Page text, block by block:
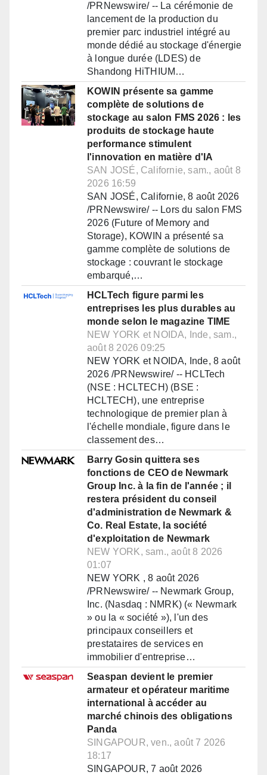
/PRNewswire/ -- La cérémonie de
lancement de la production du
premier parc industriel intégré au
monde dédié au stockage d'énergie
à longue durée (LDES) de
Shandong HiTHIUM…
KOWIN présente sa gamme
complète de solutions de
stockage au salon FMS 2026 : les
produits de stockage haute
performance stimulent
l'innovation en matière d'IA
SAN JOSÉ, Californie, sam., août 8
2026 16:59
SAN JOSÉ, Californie, 8 août 2026
/PRNewswire/ -- Lors du salon FMS
2026 (Future of Memory and
Storage), KOWIN a présenté sa
gamme complète de solutions de
stockage : couvrant le stockage
embarqué,…
HCLTech figure parmi les
entreprises les plus durables au
monde selon le magazine TIME
NEW YORK et NOIDA, Inde, sam.,
août 8 2026 09:25
NEW YORK et NOIDA, Inde, 8 août
2026 /PRNewswire/ -- HCLTech
(NSE : HCLTECH) (BSE :
HCLTECH), une entreprise
technologique de premier plan à
l'échelle mondiale, figure dans le
classement des…
Barry Gosin quittera ses
fonctions de CEO de Newmark
Group Inc. à la fin de l'année ; il
restera président du conseil
d'administration de Newmark &
Co. Real Estate, la société
d'exploitation de Newmark
NEW YORK, sam., août 8 2026
01:07
NEW YORK , 8 août 2026
/PRNewswire/ -- Newmark Group,
Inc. (Nasdaq : NMRK) (« Newmark
» ou la « société »), l'un des
principaux conseillers et
prestataires de services en
immobilier d'entreprise…
Seaspan devient le premier
armateur et opérateur maritime
international à accéder au
marché chinois des obligations
Panda
SINGAPOUR, ven., août 7 2026
18:17
SINGAPOUR, 7 août 2026